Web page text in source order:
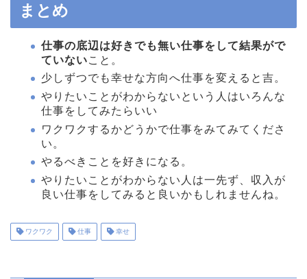
まとめ
仕事の底辺は好きでも無い仕事をして結果がで
ていないこと。
少しずつでも幸せな方向へ仕事を変えると吉。
やりたいことがわからないという人はいろんな
仕事をしてみたらいい
ワクワクするかどうかで仕事をみてみてくださ
い。
やるべきことを好きになる。
やりたいことがわからない人は一先ず、収入が
良い仕事をしてみると良いかもしれませんね。
ワクワク 仕事 幸せ